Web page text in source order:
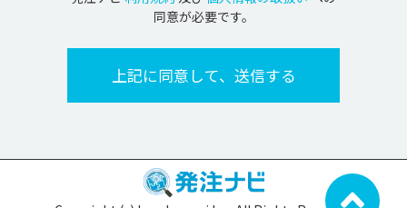
同意が必要です。